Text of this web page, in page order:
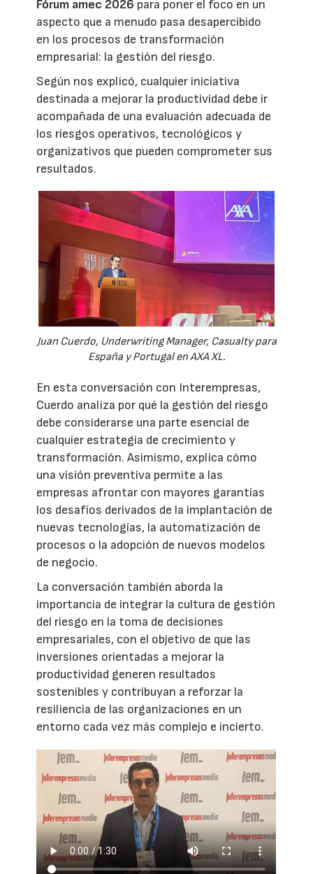
Fórum amec 2026 para poner el foco en un
aspecto que a menudo pasa desapercibido
en los procesos de transformación
empresarial: la gestión del riesgo.
Según nos explicó, cualquier iniciativa
destinada a mejorar la productividad debe ir
acompañada de una evaluación adecuada de
los riesgos operativos, tecnológicos y
organizativos que pueden comprometer sus
resultados.
Juan Cuerdo, Underwriting Manager, Casualty para
España y Portugal en AXA XL.
En esta conversación con Interempresas,
Cuerdo analiza por qué la gestión del riesgo
debe considerarse una parte esencial de
cualquier estrategia de crecimiento y
transformación. Asimismo, explica cómo
una visión preventiva permite a las
empresas afrontar con mayores garantías
los desafíos derivados de la implantación de
nuevas tecnologías, la automatización de
procesos o la adopción de nuevos modelos
de negocio.
La conversación también aborda la
importancia de integrar la cultura de gestión
del riesgo en la toma de decisiones
empresariales, con el objetivo de que las
inversiones orientadas a mejorar la
productividad generen resultados
sostenibles y contribuyan a reforzar la
resiliencia de las organizaciones en un
entorno cada vez más complejo e incierto.